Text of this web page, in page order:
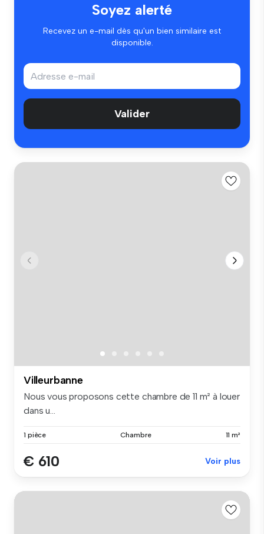
Soyez alerté
Recevez un e-mail dès qu'un bien similaire est
disponible.
Valider
Villeurbanne
Nous vous proposons cette chambre de 11 m² à louer
dans u...
1 pièce Chambre 11 m²
€ 610 Voir plus